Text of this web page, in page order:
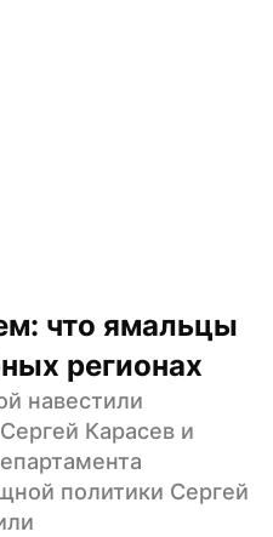
что ямальцы
регионах
навестили
Карасев и
политики Сергей